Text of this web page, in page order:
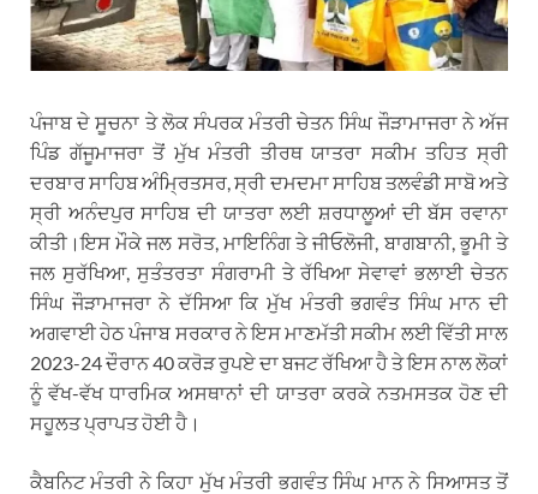
ਪੰਜਾਬ ਦੇ ਸੂਚਨਾ ਤੇ ਲੋਕ ਸੰਪਰਕ ਮੰਤਰੀ ਚੇਤਨ ਸਿੰਘ ਜੌੜਾਮਾਜਰਾ ਨੇ ਅੱਜ
ਪਿੰਡ ਗੱਜੂਮਾਜਰਾ ਤੋਂ ਮੁੱਖ ਮੰਤਰੀ ਤੀਰਥ ਯਾਤਰਾ ਸਕੀਮ ਤਹਿਤ ਸ੍ਰੀ
ਦਰਬਾਰ ਸਾਹਿਬ ਅੰਮ੍ਰਿਤਸਰ, ਸ੍ਰੀ ਦਮਦਮਾ ਸਾਹਿਬ ਤਲਵੰਡੀ ਸਾਬੋ ਅਤੇ
ਸ੍ਰੀ ਅਨੰਦਪੁਰ ਸਾਹਿਬ ਦੀ ਯਾਤਰਾ ਲਈ ਸ਼ਰਧਾਲੂਆਂ ਦੀ ਬੱਸ ਰਵਾਨਾ
ਕੀਤੀ।ਇਸ ਮੌਕੇ ਜਲ ਸਰੋਤ, ਮਾਇਨਿੰਗ ਤੇ ਜੀਓਲੋਜੀ, ਬਾਗਬਾਨੀ, ਭੂਮੀ ਤੇ
ਜਲ ਸੁਰੱਖਿਆ, ਸੁਤੰਤਰਤਾ ਸੰਗਰਾਮੀ ਤੇ ਰੱਖਿਆ ਸੇਵਾਵਾਂ ਭਲਾਈ ਚੇਤਨ
ਸਿੰਘ ਜੌੜਾਮਾਜਰਾ ਨੇ ਦੱਸਿਆ ਕਿ ਮੁੱਖ ਮੰਤਰੀ ਭਗਵੰਤ ਸਿੰਘ ਮਾਨ ਦੀ
ਅਗਵਾਈ ਹੇਠ ਪੰਜਾਬ ਸਰਕਾਰ ਨੇ ਇਸ ਮਾਣਮੱਤੀ ਸਕੀਮ ਲਈ ਵਿੱਤੀ ਸਾਲ
2023-24 ਦੌਰਾਨ 40 ਕਰੋੜ ਰੁਪਏ ਦਾ ਬਜਟ ਰੱਖਿਆ ਹੈ ਤੇ ਇਸ ਨਾਲ ਲੋਕਾਂ
ਨੂੰ ਵੱਖ-ਵੱਖ ਧਾਰਮਿਕ ਅਸਥਾਨਾਂ ਦੀ ਯਾਤਰਾ ਕਰਕੇ ਨਤਮਸਤਕ ਹੋਣ ਦੀ
ਸਹੂਲਤ ਪ੍ਰਾਪਤ ਹੋਈ ਹੈ।
ਕੈਬਨਿਟ ਮੰਤਰੀ ਨੇ ਕਿਹਾ ਮੁੱਖ ਮੰਤਰੀ ਭਗਵੰਤ ਸਿੰਘ ਮਾਨ ਨੇ ਸਿਆਸਤ ਤੋਂ